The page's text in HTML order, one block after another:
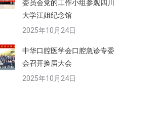
委员会党的工作小组参观四川
大学江姐纪念馆
2025年10月24日
中华口腔医学会口腔急诊专委
会召开换届大会
2025年10月24日